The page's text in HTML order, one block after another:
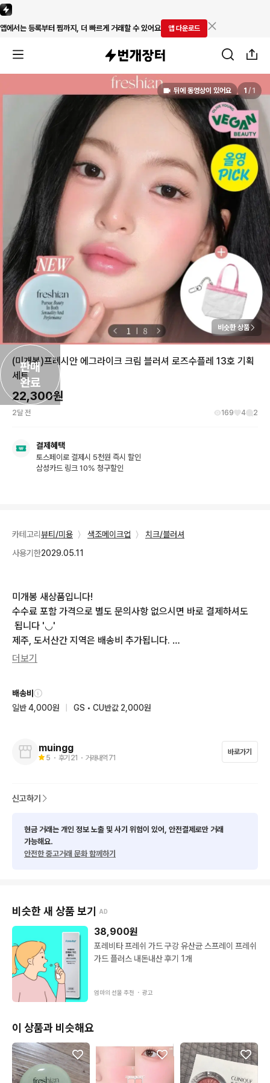
앱에서는 등록부터 찜까지, 더 빠르게 거래할 수 있어요 앱 다운로드
판매
완료
뒤에 동영상이 있어요 1 / 1
비슷한 상품
(미개봉)프레시안 에그라이크 크림 블러셔 로즈수플레 13호 기획
세트
22,300원
2달 전 169 4 2
결제혜택
토스페이로 결제시 5천원 즉시 할인
삼성카드 링크 10% 청구할인
카테고리 뷰티/미용 〉 색조메이크업 〉
치크/블러셔
사용기한2029.05.11
미개봉 새상품입니다!
수수료 포함 가격으로 별도 문의사항 없으시면 바로 결제하셔도
됩니다 '◡'
제주, 도서산간 지역은 배송비 추가됩니다.
(타사이트에서 먼저 판매될 경우 판매글 내려갑니다)
더보기
배송비
일반 4,000원
GS • CU반값 2,000원
muingg
5 ・ 후기 21 ・ 거래내역 71
바로가기
신고하기
현금 거래는 개인 정보 노출 및 사기 위험이 있어, 안전결제로만 거래
가능해요.
안전한 중고거래 문화 함께하기
비슷한 새 상품 보기 AD
38,900원
포레비타 프레쉬 가드 구강 유산균 스프레이 프레쉬
가드 플러스 내돈내산 후기 1개
엄마의 선물 추천 ・ 광고
이 상품과 비슷해요